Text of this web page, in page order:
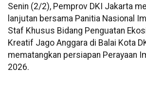
Senin (2/2), Pemprov DKI Jakarta
lanjutan bersama Panitia Nasional
Staf Khusus Bidang Penguatan
Kreatif Jago Anggara di Balai Kota
mematangkan persiapan Perayaan
2026.